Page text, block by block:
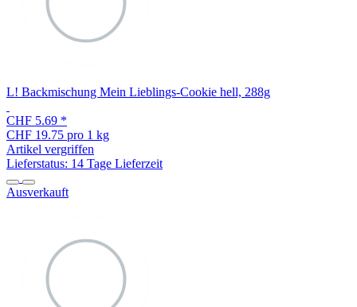
L! Backmischung Mein Lieblings-Cookie hell, 288g
CHF 5.69 *
CHF 19.75 pro 1 kg
Artikel vergriffen
Lieferstatus: 14 Tage Lieferzeit
Ausverkauft